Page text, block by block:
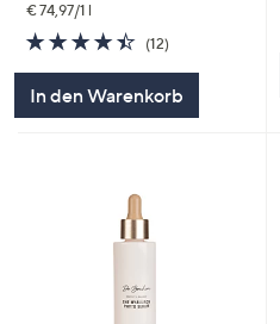
€ 74,97/1 l
4.4
von
(12)12
In den Warenkorb